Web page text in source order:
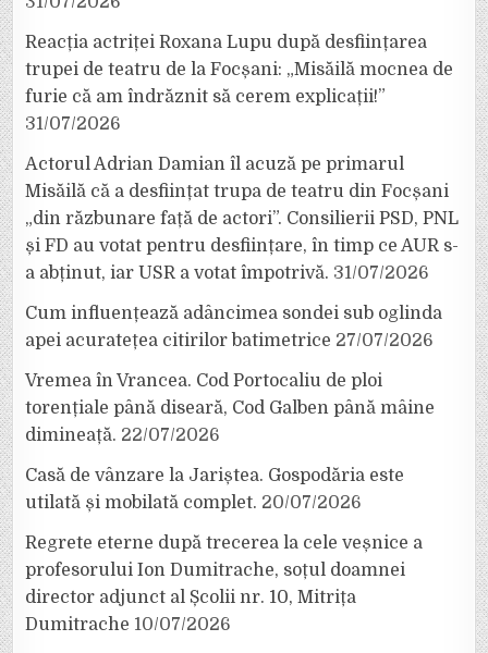
Reacția actriței Roxana Lupu după desființarea
trupei de teatru de la Focșani: „Misăilă mocnea de
furie că am îndrăznit să cerem explicații!”
31/07/2026
Actorul Adrian Damian îl acuză pe primarul
Misăilă că a desființat trupa de teatru din Focșani
„din răzbunare față de actori”. Consilierii PSD, PNL
și FD au votat pentru desființare, în timp ce AUR s-
a abținut, iar USR a votat împotrivă. 31/07/2026
Cum influențează adâncimea sondei sub oglinda
apei acuratețea citirilor batimetrice 27/07/2026
Vremea în Vrancea. Cod Portocaliu de ploi
torențiale până diseară, Cod Galben până mâine
dimineață. 22/07/2026
Casă de vânzare la Jariștea. Gospodăria este
utilată și mobilată complet. 20/07/2026
Regrete eterne după trecerea la cele veșnice a
profesorului Ion Dumitrache, soțul doamnei
director adjunct al Școlii nr. 10, Mitrița
Dumitrache 10/07/2026